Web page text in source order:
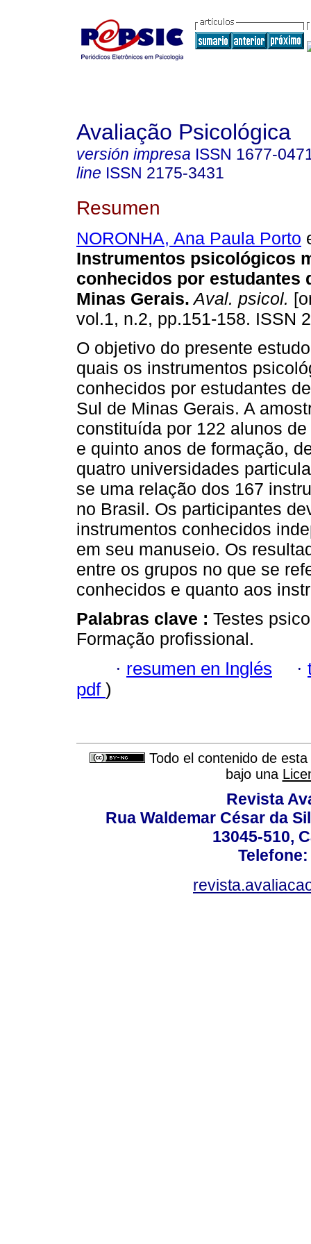
Avaliação Psicológica
versión impresa ISSN 1677-
line ISSN 2175-3431
Resumen
NORONHA, Ana Paula Porto
Instrumentos psicológicos
conhecidos por estudantes
Minas Gerais. Aval. psicol.
vol.1, n.2, pp.151-158. ISSN
O objetivo do presente
quais os instrumentos
conhecidos por estudantes
Sul de Minas Gerais. A
constituída por 122 alunos
e quinto anos de formação,
quatro universidades
se uma relação dos 167
no Brasil. Os participantes
instrumentos conhecidos
em seu manuseio. Os
entre os grupos no que se
conhecidos e quanto aos
Palabras clave : Testes
Formação profissional.
· resumen en Inglés ·
pdf )
Todo el contenido de
bajo una
Revista
Rua Waldemar César da
13045-510,
Telefone: